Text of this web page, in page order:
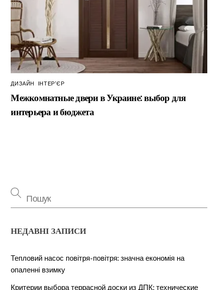
ДИЗАЙН ІНТЕР’ЄР
Межкомнатные двери в Украине: выбор для
интерьера и бюджета
НЕДАВНІ ЗАПИСИ
Тепловий насос повітря-повітря: значна економія на
опаленні взимку
Критерии выбора террасной доски из ДПК: технические